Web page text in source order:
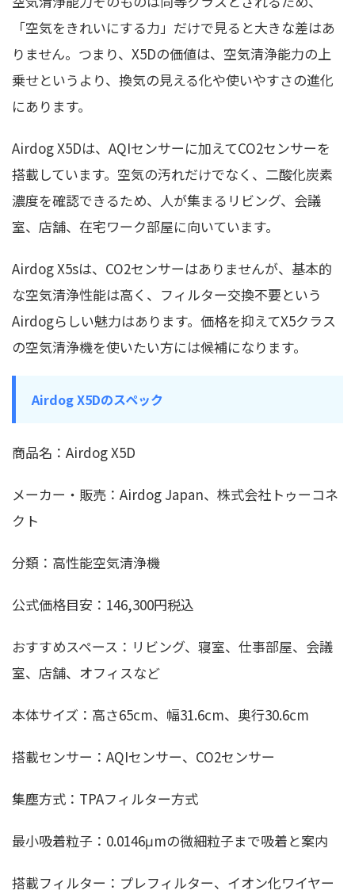
「空気をきれいにする力」だけで見ると大きな差はあ
りません。つまり、X5Dの価値は、空気清浄能力の上
乗せというより、換気の見える化や使いやすさの進化
にあります。
Airdog X5Dは、AQIセンサーに加えてCO2センサーを
搭載しています。空気の汚れだけでなく、二酸化炭素
濃度を確認できるため、人が集まるリビング、会議
室、店舗、在宅ワーク部屋に向いています。
Airdog X5sは、CO2センサーはありませんが、基本的
な空気清浄性能は高く、フィルター交換不要という
Airdogらしい魅力はあります。価格を抑えてX5クラス
の空気清浄機を使いたい方には候補になります。
Airdog X5Dのスペック
商品名：Airdog X5D
メーカー・販売：Airdog Japan、株式会社トゥーコネ
クト
分類：高性能空気清浄機
公式価格目安：146,300円税込
おすすめスペース：リビング、寝室、仕事部屋、会議
室、店舗、オフィスなど
本体サイズ：高さ65cm、幅31.6cm、奥行30.6cm
搭載センサー：AQIセンサー、CO2センサー
集塵方式：TPAフィルター方式
最小吸着粒子：0.0146μmの微細粒子まで吸着と案内
搭載フィルター：プレフィルター、イオン化ワイヤー